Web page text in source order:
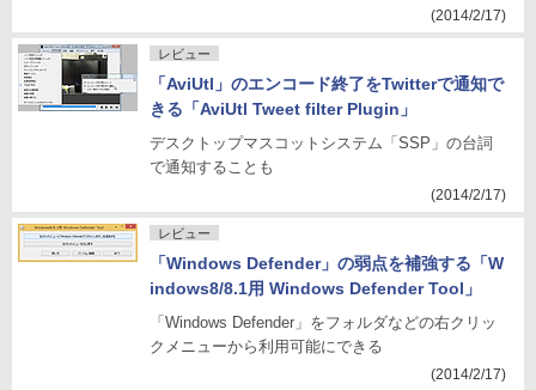
(2014/2/17)
レビュー
「AviUtl」のエンコード終了をTwitterで通知で
きる「AviUtl Tweet filter Plugin」
デスクトップマスコットシステム「SSP」の台詞
で通知することも
(2014/2/17)
レビュー
「Windows Defender」の弱点を補強する「W
indows8/8.1用 Windows Defender Tool」
「Windows Defender」をフォルダなどの右クリッ
クメニューから利用可能にできる
(2014/2/17)